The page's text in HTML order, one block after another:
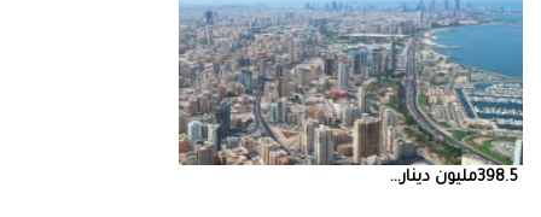
398.5‭ ‬مليون‭ ‬دينار‭ ...